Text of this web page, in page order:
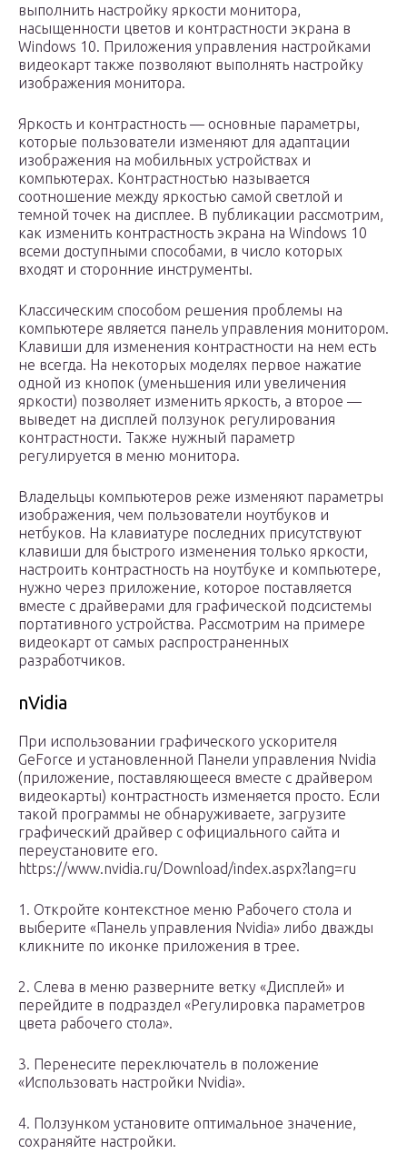
выполнить настройку яркости монитора,
насыщенности цветов и контрастности экрана в
Windows 10. Приложения управления настройками
видеокарт также позволяют выполнять настройку
изображения монитора.
Яркость и контрастность — основные параметры,
которые пользователи изменяют для адаптации
изображения на мобильных устройствах и
компьютерах. Контрастностью называется
соотношение между яркостью самой светлой и
темной точек на дисплее. В публикации рассмотрим,
как изменить контрастность экрана на Windows 10
всеми доступными способами, в число которых
входят и сторонние инструменты.
Классическим способом решения проблемы на
компьютере является панель управления монитором.
Клавиши для изменения контрастности на нем есть
не всегда. На некоторых моделях первое нажатие
одной из кнопок (уменьшения или увеличения
яркости) позволяет изменить яркость, а второе —
выведет на дисплей ползунок регулирования
контрастности. Также нужный параметр
регулируется в меню монитора.
Владельцы компьютеров реже изменяют параметры
изображения, чем пользователи ноутбуков и
нетбуков. На клавиатуре последних присутствуют
клавиши для быстрого изменения только яркости,
настроить контрастность на ноутбуке и компьютере,
нужно через приложение, которое поставляется
вместе с драйверами для графической подсистемы
портативного устройства. Рассмотрим на примере
видеокарт от самых распространенных
разработчиков.
nVidia
При использовании графического ускорителя
GeForce и установленной Панели управления Nvidia
(приложение, поставляющееся вместе с драйвером
видеокарты) контрастность изменяется просто. Если
такой программы не обнаруживаете, загрузите
графический драйвер с официального сайта и
переустановите его.
https://www.nvidia.ru/Download/index.aspx?lang=ru
1. Откройте контекстное меню Рабочего стола и
выберите «Панель управления Nvidia» либо дважды
кликните по иконке приложения в трее.
2. Слева в меню разверните ветку «Дисплей» и
перейдите в подраздел «Регулировка параметров
цвета рабочего стола».
3. Перенесите переключатель в положение
«Использовать настройки Nvidia».
4. Ползунком установите оптимальное значение,
сохраняйте настройки.